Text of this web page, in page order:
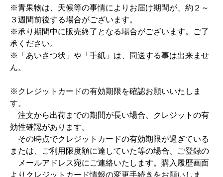
※青果物は、天候等の事情によりお届け期間が、約２～
３週間前後する場合がございます。
※承り期間中に販売終了となる場合がございます。ご了
承ください。
※「あいさつ状」や「手紙」は、同送する事は出来ませ
ん。
※クレジットカードの有効期限を確認お願いいたしま
す。
注文から出荷までの期間が長い場合、クレジットの有
効性確認があります。
その時点でクレジットカードの有効期限が過ぎている
または、ご利用限度額に達していた等の場合、ご登録の
メールアドレス宛にご連絡いたします。購入履歴画面
よりクレジットカード情報の変更手続きをお願いしま